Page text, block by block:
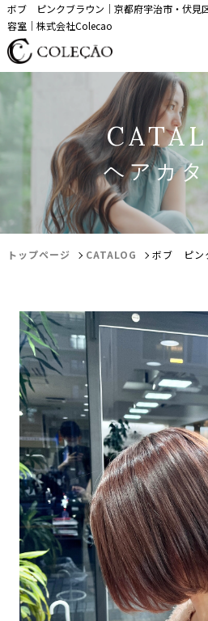
ボブ ピンクブラウン｜京都府宇治市・伏見
容室｜株式会社Colecao
ヘアカ
トップページ CATALOG ボブ ピン